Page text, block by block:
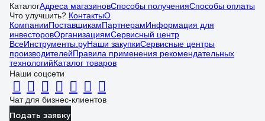
КаталогАдреса магазиновСпособы полученияСпособы оплаты
Что улучшить? КонтактыО
КомпанииПоставщикамПартнерамИнформация для
инвесторовОрганизациямСервисный центр
ВсеИнструменты.руНаши закупкиСервисные центры
производителейПравила применения рекомендательных
технологийКаталог товаров
Наши соцсети
Чат для бизнес-клиентов
Подать заявку